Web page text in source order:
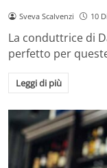
Sveva Scalvenzi 10
La conduttrice di
perfetto per
Leggi di più